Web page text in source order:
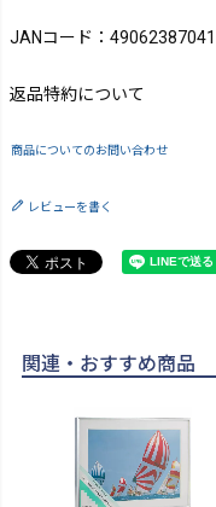
JANコード：
返品特約について
商品についてのお問い合わせ
レビューを書く
関連・おすすめ商品